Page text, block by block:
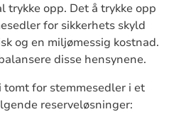
trykke opp. Det å trykke opp
for sikkerhets skyld
og en miljømessig kostnad.
disse hensynene.
for stemmesedler i et
reserveløsninger: